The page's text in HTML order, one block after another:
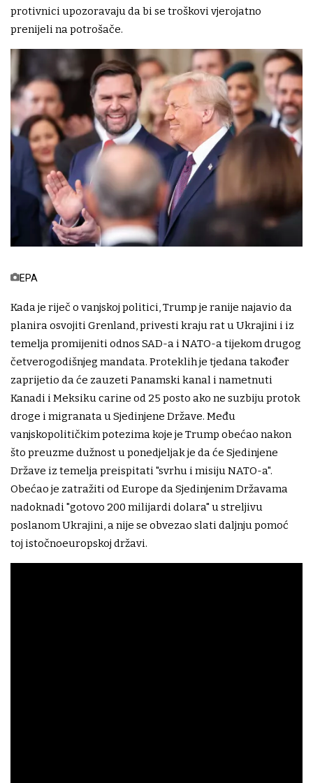
protivnici upozoravaju da bi se troškovi vjerojatno
prenijeli na potrošače.
EPA
Kada je riječ o vanjskoj politici, Trump je ranije najavio da
planira osvojiti Grenland, privesti kraju rat u Ukrajini i iz
temelja promijeniti odnos SAD-a i NATO-a tijekom drugog
četverogodišnjeg mandata. Proteklih je tjedana također
zaprijetio da će zauzeti Panamski kanal i nametnuti
Kanadi i Meksiku carine od 25 posto ako ne suzbiju protok
droge i migranata u Sjedinjene Države. Među
vanjskopolitičkim potezima koje je Trump obećao nakon
što preuzme dužnost u ponedjeljak je da će Sjedinjene
Države iz temelja preispitati "svrhu i misiju NATO-a".
Obećao je zatražiti od Europe da Sjedinjenim Državama
nadoknadi "gotovo 200 milijardi dolara" u streljivu
poslanom Ukrajini, a nije se obvezao slati daljnju pomoć
toj istočnoeuropskoj državi.